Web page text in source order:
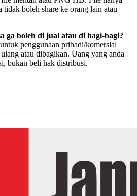
boleh share ke orang lain atau
ga boleh di jual atau di bagi-bagi?
penggunaan pribadi/komersial
atau dibagikan. Uang yang anda
bukan beli hak distribusi.